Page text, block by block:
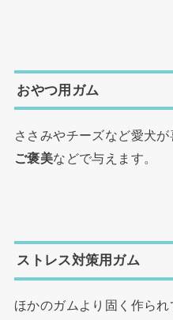
おやつ用ガム
ささみやチーズなど愛犬
ご褒美などで与えます。
ストレス対策用ガム
ほかのガムより固く作ら